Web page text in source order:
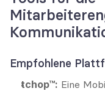
Empfohlene
tchop™: Eine